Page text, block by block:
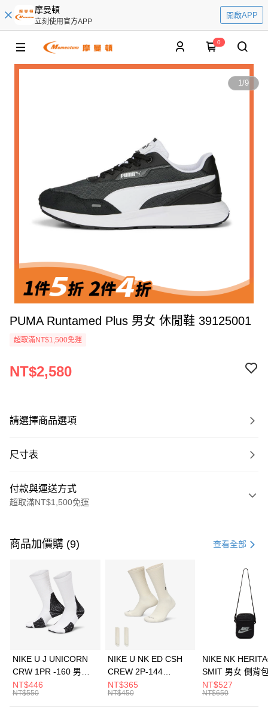
摩曼頓
立刻使用官方APP
開啟APP
0
1/9
PUMA Runtamed Plus 男女 休閒鞋 39125001
超取滿NT$1,500免運
NT$2,580
請選擇商品選項
尺寸表
付款與運送方式
超取滿NT$1,500免運
信用卡一次付款
3 期 0 利率 每期 21家銀行
合作金庫商業銀行
第一商業銀行
華南商業銀行
彰化商業銀行
上海商業儲蓄銀行
元大商業銀行
Apple Pay
全盈+PAY
AFTEE先享後付
商品加價購 (9) 查看全部
NIKE U J UNICORN
CRW 1PR -160 男女
中統襪 FZ3393100
NT$446
NT$550
NIKE U NK ED CSH
CREW 2P-144
EMBRDY 男女 短統襪
FZ3073133
NT$365
NT$450
NIKE NK
SMIT 男女 側背
BA5871010
NT$527
NT$650